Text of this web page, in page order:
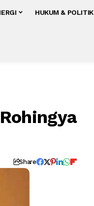
HUKUM & POLITIK
Share